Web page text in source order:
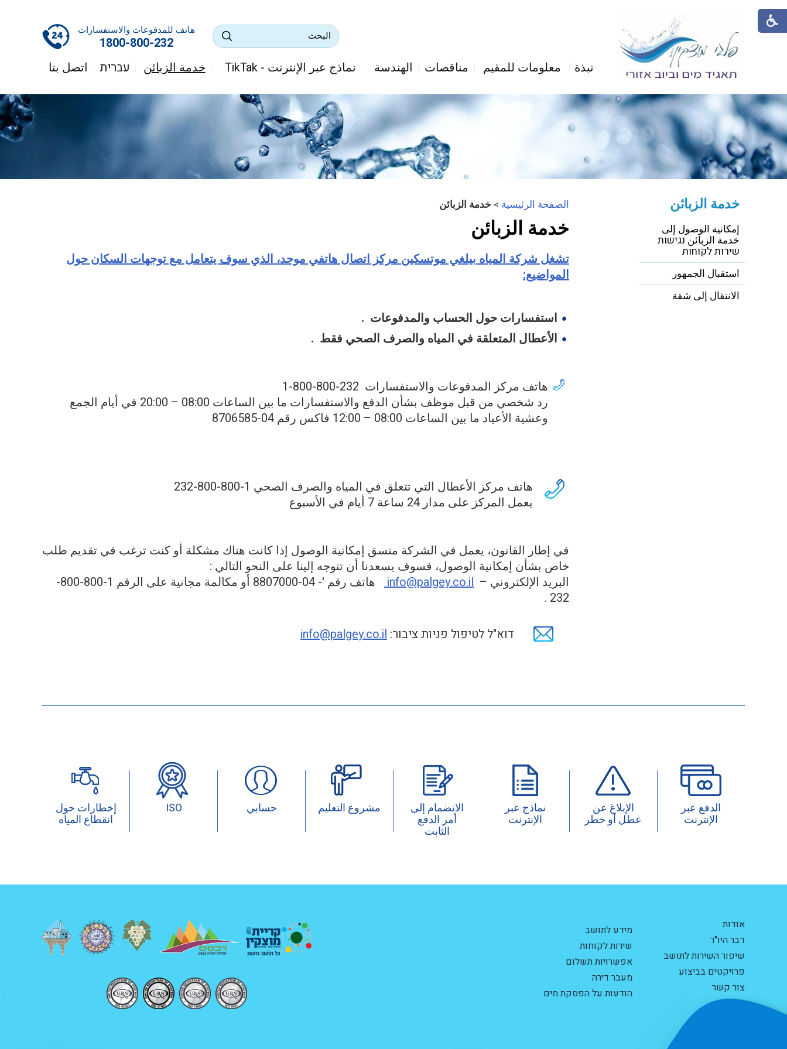
هاتف للمدفوعات والاستفسارات
1800-800-232
نبذة
معلومات للمقيم مناقصات الهندسة نماذج عبر الإنترنت - TikTak خدمة الزبائن עברית اتصل بنا
خدمة الزبائن
إمكانية الوصول إلى
خدمة الزبائن נגישות
שירות לקוחות
استقبال الجمهور
الانتقال إلى شقة
الصفحة الرئيسية > خدمة الزبائن
خدمة الزبائن
تشغل شركة المياه بيلغي موتسكين مركز اتصال هاتفي موحد، الذي سوف يتعامل مع توجهات السكان حول
المواضيع:
استفسارات حول الحساب والمدفوعات .
الأعطال المتعلقة في المياه والصرف الصحي فقط .
هاتف مركز المدفوعات والاستفسارات 232-800-800-1
رد شخصي من قبل موظف بشأن الدفع والاستفسارات ما بين الساعات 08:00 – 20:00 في أيام الجمع
وعشية الأعياد ما بين الساعات 08:00 – 12:00 فاكس رقم 04-8706585
هاتف مركز الأعطال التي تتعلق في المياه والصرف الصحي 1-800-800-232
يعمل المركز على مدار 24 ساعة 7 أيام في الأسبوع
في إطار القانون، يعمل في الشركة منسق إمكانية الوصول إذا كانت هناك مشكلة أو كنت ترغب في تقديم طلب
خاص بشأن إمكانية الوصول، فسوف يسعدنا أن تتوجه إلينا على النحو التالي :
البريد الإلكتروني – info@palgey.co.il
هاتف رقم '- 04-8807000 أو مكالمة مجانية على الرقم 1-800-800-
232 .
דוא"ל לטיפול פניות ציבור: info@palgey.co.il
الدفع عبر
الإنترنت
الإبلاغ عن
عطل أو خطر
نماذج عبر
الإنترنت
الانضمام إلى
أمر الدفع
الثابت
مشروع التعليم حسابي ISO إخطارات حول
انقطاع المياه
אודות
דבר היו"ר
שיפור השירות לתושב
פרויקטים בביצוע
צור קשר
מידע לתושב
שירות לקוחות
אפשרויות תשלום
מעבר דירה
הודעות על הפסקת מים